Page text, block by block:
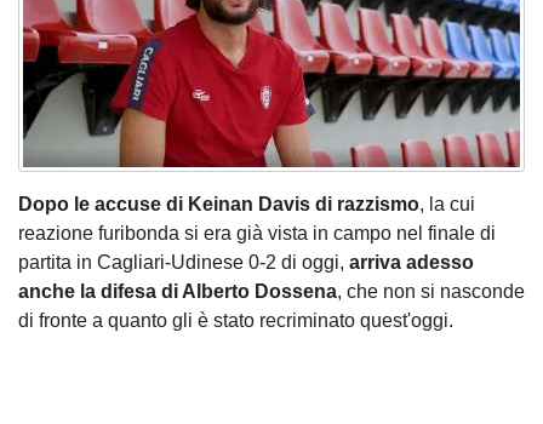
Dopo le accuse di Keinan Davis di razzismo, la cui
reazione furibonda si era già vista in campo nel finale di
partita in Cagliari-Udinese 0-2 di oggi, arriva adesso
anche la difesa di Alberto Dossena, che non si nasconde
di fronte a quanto gli è stato recriminato quest'oggi.